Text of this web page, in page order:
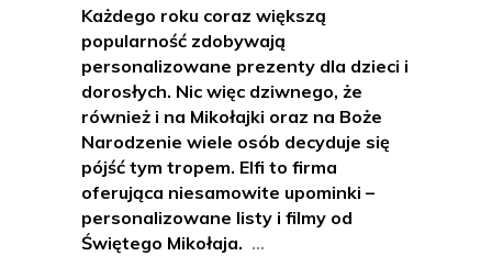
Każdego roku coraz większą
popularność zdobywają
personalizowane prezenty dla dzieci i
dorosłych. Nic więc dziwnego, że
również i na Mikołajki oraz na Boże
Narodzenie wiele osób decyduje się
pójść tym tropem. Elfi to firma
oferująca niesamowite upominki –
personalizowane listy i filmy od
Świętego Mikołaja.